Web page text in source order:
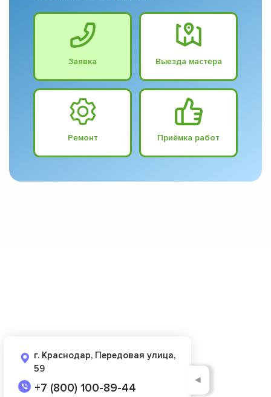
Заявка Выезда мастера
Ремонт Приёмка работ
г. Краснодар, Передовая улица,
59
+7 (800) 100-89-44
◄